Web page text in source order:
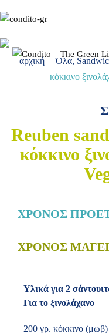
αρχική|Όλα,
κόκκινο
Reuben
κόκκινο
ΧΡΟΝΟΣ
ΧΡΟΝΟΣ
Υλικά για 2
Για το ξινολάχανο
200 γρ. κόκκινο